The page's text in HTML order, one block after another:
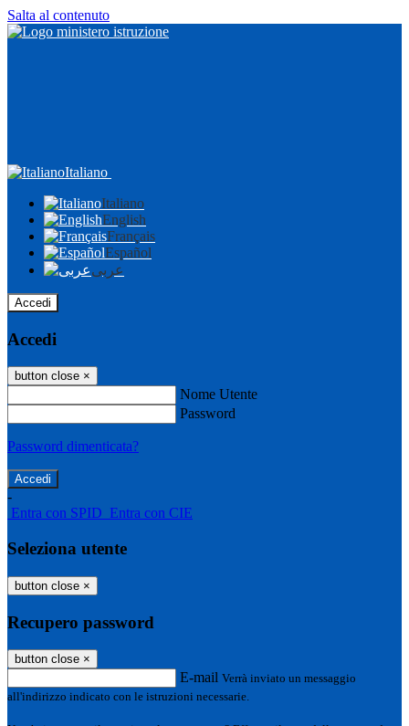
Salta al contenuto
Italiano
Italiano
English
Français
Español
عربى
Accedi
Accedi
button close ×
Nome Utente
Password
Password dimenticata?
-
Entra con SPID Entra con CIE
Seleziona utente
button close ×
Recupero password
button close ×
E-mail Verrà inviato un messaggio
all'indirizzo indicato con le istruzioni necessarie.